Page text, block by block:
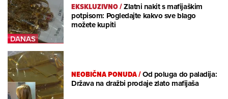
EKSKLUZIVNO/Zlatni nakit s mafijaškim
potpisom: Pogledajte kakvo sve blago
možete kupiti
NEOBIČNA PONUDA/Od poluga do paladija:
Država na dražbi prodaje zlato mafijaša